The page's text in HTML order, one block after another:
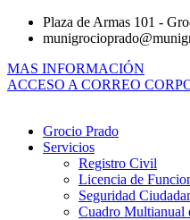
Plaza de Armas 101 -
MAS INFORMACIÓN
ACCESO A CORREO
Grocio Prado
Servicios
Registro Civil
Licencia de
Seguridad
Cuadro Multianual